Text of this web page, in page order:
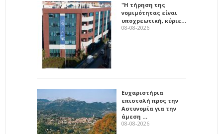
"Η τήρηση της
νομιμότητας είναι
υποχρεωτική, κύριε…
08-08-2026
Ευχαριστήρια
επιστολή προς την
Αστυνομία για την
άμεση …
08-08-2026